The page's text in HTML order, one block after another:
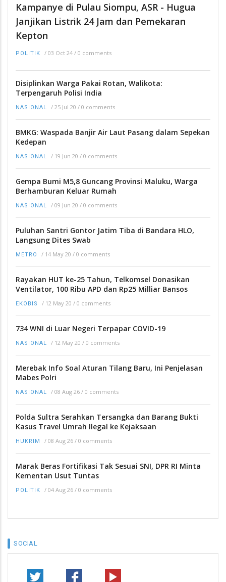
Kampanye di Pulau Siompu, ASR - Hugua
Janjikan Listrik 24 Jam dan Pemekaran
Kepton
POLITIK / 03 Oct 24 / 0 comments
Disiplinkan Warga Pakai Rotan, Walikota:
Terpengaruh Polisi India
NASIONAL / 25 Jul 20 / 0 comments
BMKG: Waspada Banjir Air Laut Pasang dalam Sepekan
Kedepan
NASIONAL / 19 Jun 20 / 0 comments
Gempa Bumi M5,8 Guncang Provinsi Maluku, Warga
Berhamburan Keluar Rumah
NASIONAL / 09 Jun 20 / 0 comments
Puluhan Santri Gontor Jatim Tiba di Bandara HLO,
Langsung Dites Swab
METRO / 14 May 20 / 0 comments
Rayakan HUT ke-25 Tahun, Telkomsel Donasikan
Ventilator, 100 Ribu APD dan Rp25 Milliar Bansos
EKOBIS / 12 May 20 / 0 comments
734 WNI di Luar Negeri Terpapar COVID-19
NASIONAL / 12 May 20 / 0 comments
Merebak Info Soal Aturan Tilang Baru, Ini Penjelasan
Mabes Polri
NASIONAL / 08 Aug 26 / 0 comments
Polda Sultra Serahkan Tersangka dan Barang Bukti
Kasus Travel Umrah Ilegal ke Kejaksaan
HUKRIM / 08 Aug 26 / 0 comments
Marak Beras Fortifikasi Tak Sesuai SNI, DPR RI Minta
Kementan Usut Tuntas
POLITIK / 04 Aug 26 / 0 comments
SOCIAL